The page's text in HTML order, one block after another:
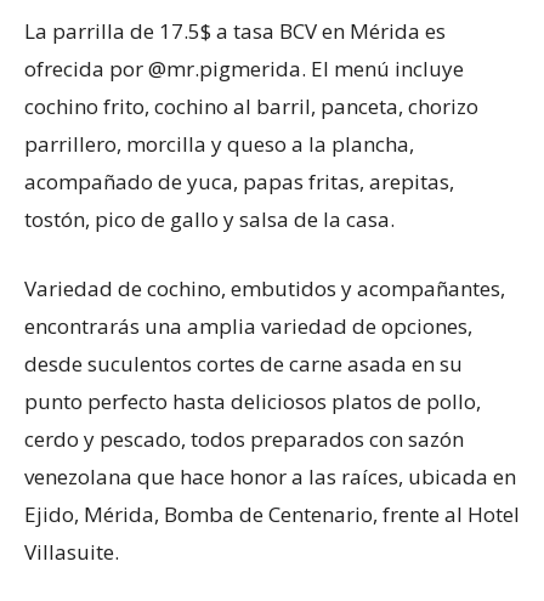
La parrilla de 17.5$ a tasa BCV en Mérida es
ofrecida por @mr.pigmerida. El menú incluye
cochino frito, cochino al barril, panceta, chorizo
parrillero, morcilla y queso a la plancha,
acompañado de yuca, papas fritas, arepitas,
tostón, pico de gallo y salsa de la casa.
Variedad de cochino, embutidos y acompañantes,
encontrarás una amplia variedad de opciones,
desde suculentos cortes de carne asada en su
punto perfecto hasta deliciosos platos de pollo,
cerdo y pescado, todos preparados con sazón
venezolana que hace honor a las raíces, ubicada en
Ejido, Mérida, Bomba de Centenario, frente al Hotel
Villasuite.